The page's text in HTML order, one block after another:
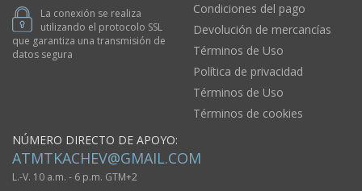
La conexión se realiza
utilizando el protocolo SSL
que garantiza una transmisión de
datos segura
Condiciones del pago
Devolución de mercancías
Términos de Uso
Política de privacidad
Términos de Uso
Términos de cookies
NÚMERO DIRECTO DE APOYO:
ATMTKACHEV@GMAIL.COM
L.-V. 10 a.m. - 6 p.m. GTM+2